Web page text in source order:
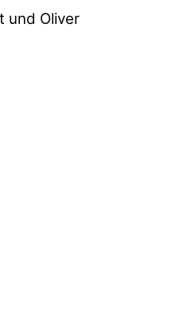
und Oliver